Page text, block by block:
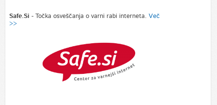
Safe.Si - Točka osveščanja o varni rabi interneta. Več
>>